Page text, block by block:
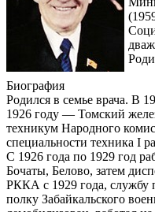
Биография
Родился в семье врача. В
1926 году — Томский
техникум Народного
специальности техника I
С 1926 года по 1929 год
Бочаты, Белово, затем
РККА с 1929 года, службу
полку Забайкальского